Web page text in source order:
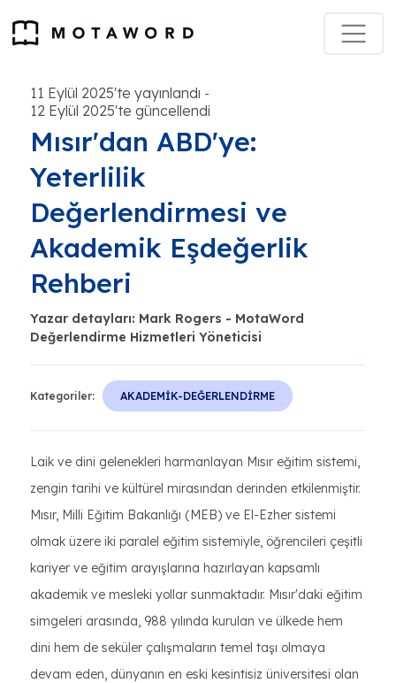
11 Eylül 2025'te yayınlandı -
12 Eylül 2025'te güncellendi
Mısır'dan ABD'ye:
Yeterlilik
Değerlendirmesi ve
Akademik Eşdeğerlik
Rehberi
Yazar detayları: Mark Rogers - MotaWord
Değerlendirme Hizmetleri Yöneticisi
Kategoriler: AKADEMİK-DEĞERLENDİRME
Laik ve dini gelenekleri harmanlayan Mısır eğitim sistemi,
zengin tarihi ve kültürel mirasından derinden etkilenmiştir.
Mısır, Milli Eğitim Bakanlığı (MEB) ve El-Ezher sistemi
olmak üzere iki paralel eğitim sistemiyle, öğrencileri çeşitli
kariyer ve eğitim arayışlarına hazırlayan kapsamlı
akademik ve mesleki yollar sunmaktadır. Mısır'daki eğitim
simgeleri arasında, 988 yılında kurulan ve ülkede hem
dini hem de seküler çalışmaların temel taşı olmaya
devam eden, dünyanın en eski kesintisiz üniversitesi olan